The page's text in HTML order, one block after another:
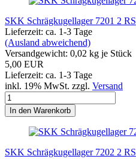
SKK Schrägkugellager 7201 2 RS
Lieferzeit: ca. 1-3 Tage
(Ausland abweichend)
Versandgewicht: 0,02 kg je Stück
5,00 EUR
Lieferzeit: ca. 1-3 Tage
inkl. 19% MwSt. zzgl. Versand
In den Warenkorb
SKK Schrägkugellager 7202 2 RS